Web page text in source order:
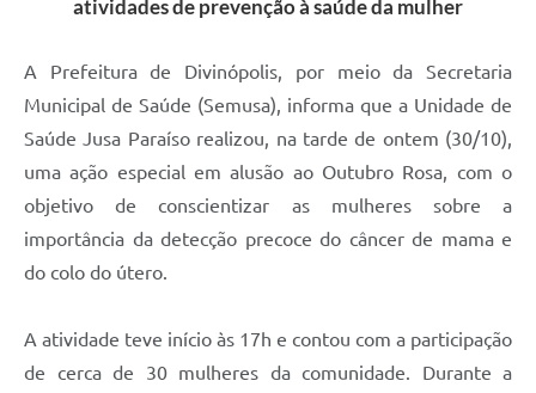
atividades de prevenção à saúde da mulher
A Prefeitura de Divinópolis, por meio da Secretaria
Municipal de Saúde (Semusa), informa que a Unidade de
Saúde Jusa Paraíso realizou, na tarde de ontem (30/10),
uma ação especial em alusão ao Outubro Rosa, com o
objetivo de conscientizar as mulheres sobre a
importância da detecção precoce do câncer de mama e
do colo do útero.
A atividade teve início às 17h e contou com a participação
de cerca de 30 mulheres da comunidade. Durante a